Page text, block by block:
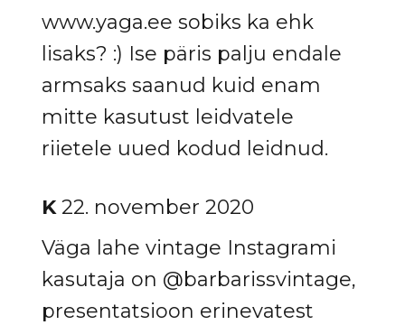
www.yaga.ee sobiks ka ehk
lisaks? :) Ise päris palju endale
armsaks saanud kuid enam
mitte kasutust leidvatele
riietele uued kodud leidnud.
K 22. november 2020
Väga lahe vintage Instagrami
kasutaja on @barbarissvintage,
presentatsioon erinevatest